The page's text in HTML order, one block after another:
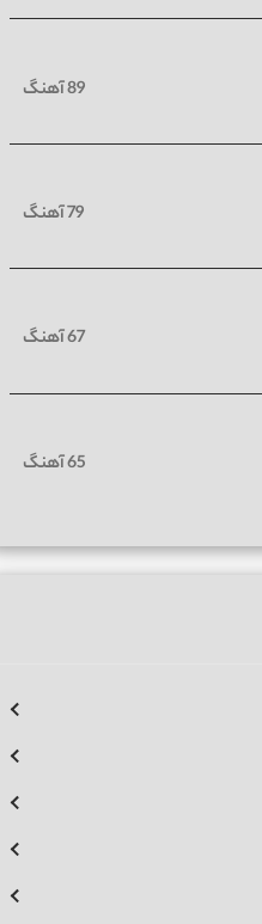
89 آهنگ
79 آهنگ
67 آهنگ
65 آهنگ